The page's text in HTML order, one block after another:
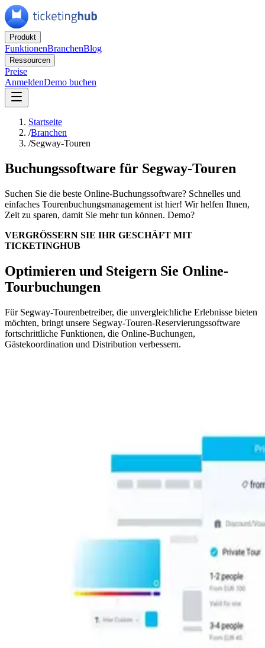
Produkt
FunktionenBranchenBlog
Ressourcen
Preise
AnmeldenDemo buchen
Startseite
/Branchen
/Segway-Touren
Buchungssoftware für Segway-Touren
Suchen Sie die beste Online-Buchungssoftware? Schnelles und
einfaches Tourenbuchungsmanagement ist hier! Wir helfen Ihnen,
Zeit zu sparen, damit Sie mehr tun können. Demo?
VERGRÖSSERN SIE IHR GESCHÄFT MIT
TICKETINGHUB
Optimieren und Steigern Sie Online-
Tourbuchungen
Für Segway-Tourenbetreiber, die unvergleichliche Erlebnisse bieten
möchten, bringt unsere Segway-Touren-Reservierungssoftware
fortschrittliche Funktionen, die Online-Buchungen,
Gästekoordination und Distribution verbessern.